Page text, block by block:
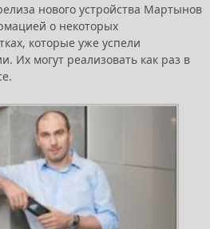
нового устройства Мартынов
о некоторых
которые уже успели
Их могут реализовать как раз в